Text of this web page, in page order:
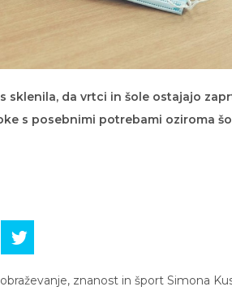
sklenila, da vrtci in šole ostajajo
s posebnimi potrebami oziroma
znanost in šport Simona